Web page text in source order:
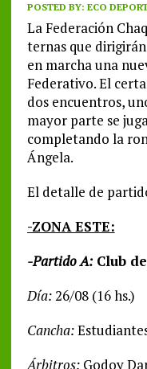
POSTED BY: ECO
La Federación
ternas que
en marcha una
Federativo. El
dos encuentros,
mayor parte se
completando la
Ángela.
El detalle de
-ZONA ESTE:
-Partido A:Club
Día:26/08 (16 hs.)
Cancha:
Árbitros:Godoy